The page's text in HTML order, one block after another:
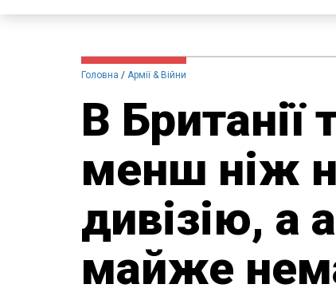
Головна Армії & Війни
В Британії
менш ніж
дивізію, а
майже